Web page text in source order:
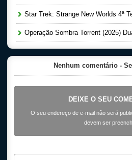
Star Trek: Strange New Worlds 4ª Temporada Torrent
Operação Sombra Torrent (2025)
Nenhum comentário -
DEIXE O SEU
O seu endereço de e-mail não será
devem ser